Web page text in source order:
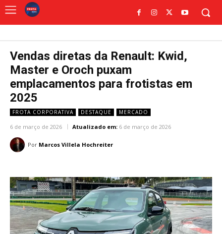
Vendas diretas da Renault: Kwid,
Master e Oroch puxam
emplacamentos para frotistas em
2025
FROTA CORPORATIVA DESTAQUE MERCADO
6 de março de 2026 Atualizado em: 6 de março de 2026
Por Marcos Villela Hochreiter